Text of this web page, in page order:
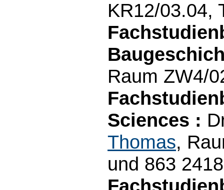
KR12/03.04,
Raum ZW4/
Sciences :
Thomas,
und 863 2418